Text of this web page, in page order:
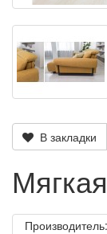
В закладки
Производитель: